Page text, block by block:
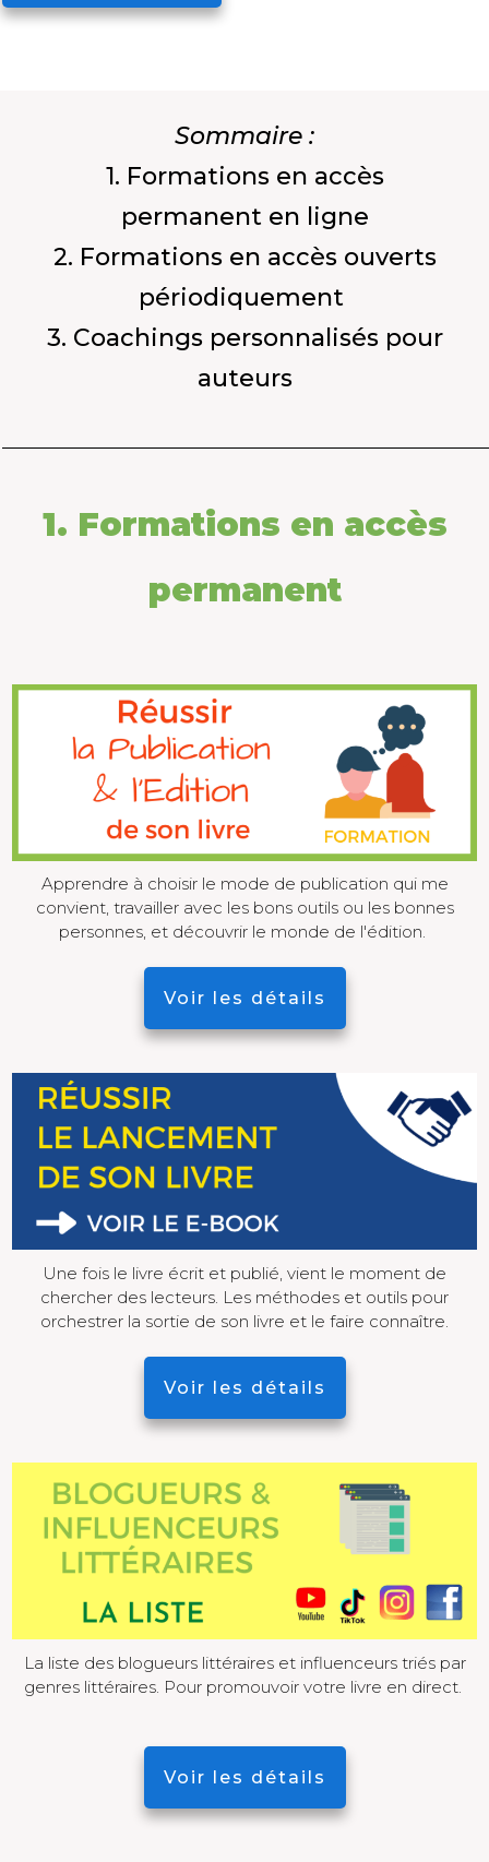
Sommaire :
1. Formations en accès
permanent en ligne
2. Formations en accès ouverts
périodiquement
3. Coachings personnalisés pour
auteurs
1. Formations en accès
permanent
Apprendre à choisir le mode de publication qui me
convient, travailler avec les bons outils ou les bonnes
personnes, et découvrir le monde de l'édition.
Voir les détails
Une fois le livre écrit et publié, vient le moment de
chercher des lecteurs. Les méthodes et outils pour
orchestrer la sortie de son livre et le faire connaître.
Voir les détails
La liste des blogueurs littéraires et influenceurs triés par
genres littéraires. Pour promouvoir votre livre en direct.
Voir les détails